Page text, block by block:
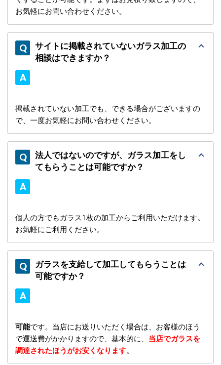
お気軽にお問い合わせください。
サイトに掲載されていないガラス加工の
相談はできますか？
掲載されていない加工でも、できる場合がございますの
で、一度お気軽にお問い合わせください。
法人ではないのですが、ガラス加工をし
てもらうことは可能ですか？
個人の方でもガラス1枚の加工からご利用いただけます。
お気軽にご利用ください。
ガラスを支給して加工してもらうことは
可能ですか？
可能です。当店にお送りいただく場合は、お客様のほう
で運送費がかかりますので、基本的に、 当店でガラスを
調達されたほうがお安くなります。